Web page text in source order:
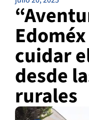
cuidar
desde
rurales